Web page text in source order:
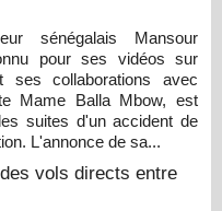
sénégalais Mansour
pour ses vidéos sur
ses collaborations avec
Mame Balla Mbow, est
suites d'un accident de
L'annonce de sa...
vols directs entre